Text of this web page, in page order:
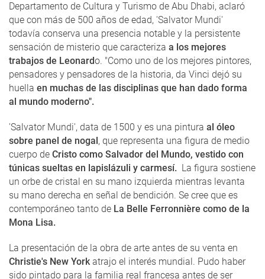
Departamento de Cultura y Turismo de Abu Dhabi, aclaró
que con más de 500 años de edad, 'Salvator Mundi'
todavía conserva una presencia notable y la persistente
sensación de misterio que caracteriza a los mejores
trabajos de Leonardo. "Como uno de los mejores pintores,
pensadores y pensadores de la historia, da Vinci dejó su
huella en muchas de las disciplinas que han dado forma
al mundo moderno".
'Salvator Mundi', data de 1500 y es una pintura al óleo
sobre panel de nogal, que representa una figura de medio
cuerpo de Cristo como Salvador del Mundo, vestido con
túnicas sueltas en lapislázuli y carmesí. La figura sostiene
un orbe de cristal en su mano izquierda mientras levanta
su mano derecha en señal de bendición. Se cree que es
contemporáneo tanto de La Belle Ferronnière como de la
Mona Lisa.
La presentación de la obra de arte antes de su venta en
Christie's New Yorkatrajo el interés mundial. Pudo haber
sido pintado para la familia real francesa antes de ser